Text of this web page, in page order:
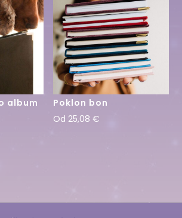
album
Poklon bon
Od 25,08€